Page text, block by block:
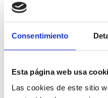
Consentimiento
Esta página web usa
Las cookies de este sitio